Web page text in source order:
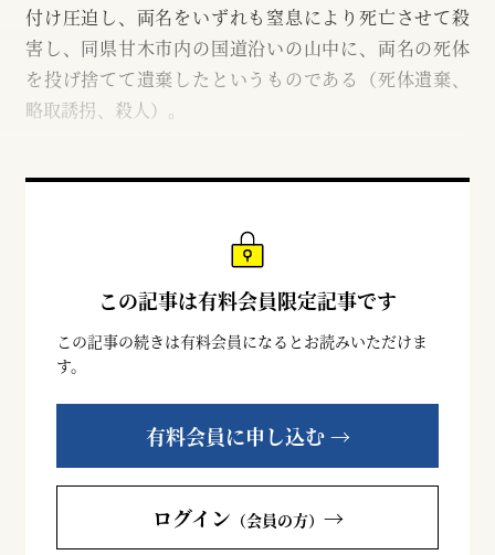
付け圧迫し、両名をいずれも窒息により死亡させて殺
害し、同県甘木市内の国道沿いの山中に、両名の死体
を投げ捨てて遺棄したというものである（死体遺棄、
略取誘拐、殺人）。
この記事は有料会員限定記事です
この記事の続きは有料会員になるとお読みいただけま
す。
有料会員に申し込む →
ログイン （会員の方） →